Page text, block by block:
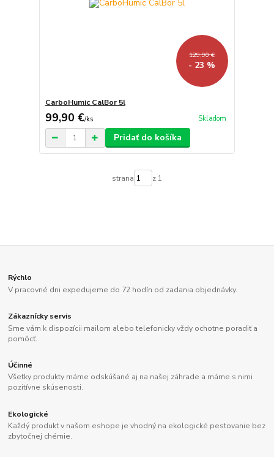
129,90 €
- 23 %
CarboHumic CalBor 5l
99,90 €/ks Skladom
Pridať do košíka
strana z 1
Rýchlo
V pracovné dni expedujeme do 72 hodín od zadania objednávky.
Zákaznícky servis
Sme vám k dispozícii mailom alebo telefonicky vždy ochotne poradiť a
pomôcť.
Účinné
Všetky produkty máme odskúšané aj na našej záhrade a máme s nimi
pozitívne skúsenosti.
Ekologické
Každý produkt v našom eshope je vhodný na ekologické pestovanie bez
zbytočnej chémie.